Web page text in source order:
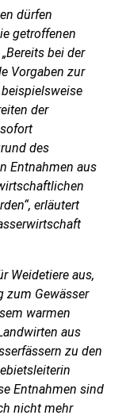
dürfen
getroffenen
bei der
Vorgaben zur
der
des
Entnahmen aus
erläutert
Weidetiere aus,
zum Gewässer
warmen
aus
zu den
Entnahmen sind
nicht mehr